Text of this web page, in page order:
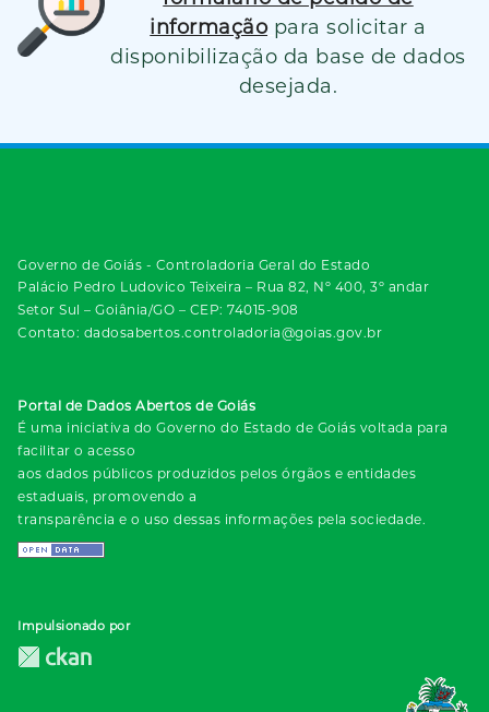
informação para solicitar a
disponibilização da base de dados
desejada.
Governo de Goiás - Controladoria Geral do Estado
Palácio Pedro Ludovico Teixeira – Rua 82, Nº 400, 3º andar
Setor Sul – Goiânia/GO – CEP: 74015-908
Contato: dadosabertos.controladoria@goias.gov.br
Portal de Dados Abertos de Goiás
É uma iniciativa do Governo do Estado de Goiás voltada para
facilitar o acesso
aos dados públicos produzidos pelos órgãos e entidades
estaduais, promovendo a
transparência e o uso dessas informações pela sociedade.
Impulsionado por